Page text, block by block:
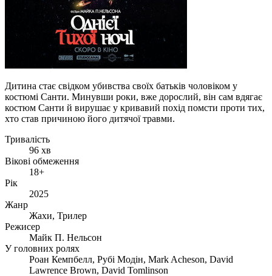
Дитина стає свідком убивства своїх батьків чоловіком у
костюмі Санти. Минувши роки, вже дорослий, він сам вдягає
костюм Санти й вирушає у кривавий похід помсти проти тих,
хто став причиною його дитячої травми.
Тривалість
96 хв
Вікові обмеження
18+
Рік
2025
Жанр
Жахи, Трилер
Режисер
Майк П. Нельсон
У головних ролях
Роан Кемпбелл, Рубі Модін, Mark Acheson, David
Lawrence Brown, David Tomlinson